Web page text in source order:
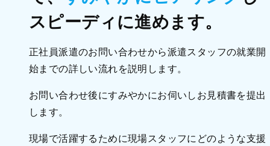
スピーディに進めます。
正社員派遣のお問い合わせから派遣スタッフの就業開
始までの詳しい流れを説明します。
お問い合わせ後にすみやかにお伺いしお見積書を提出
します。
現場で活躍するために現場スタッフにどのような支援